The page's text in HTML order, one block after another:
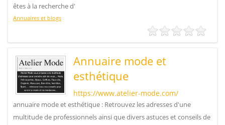
êtes à la recherche d'
Annuaires et blogs
Annuaire mode et
esthétique
https://www.atelier-mode.com/
annuaire mode et esthétique : Retrouvez les adresses d'une
multitude de professionnels ainsi que divers astuces et conseils de